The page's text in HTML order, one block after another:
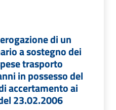
di un
a sostegno dei
trasporto
in possesso del
accertamento ai
23.02.2006